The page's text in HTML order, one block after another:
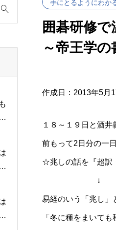
手にとるようにわか
囲碁研修
～帝王学
作成日：2013年5月
１８～１９日と酒井
前もって2日分の一
☆兆しの話を『超訳
↓
易経のいう「兆し」
「冬に種をまいても